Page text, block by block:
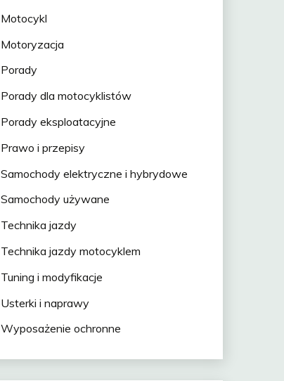
Motocykl
Motoryzacja
Porady
Porady dla motocyklistów
Porady eksploatacyjne
Prawo i przepisy
Samochody elektryczne i hybrydowe
Samochody używane
Technika jazdy
Technika jazdy motocyklem
Tuning i modyfikacje
Usterki i naprawy
Wyposażenie ochronne